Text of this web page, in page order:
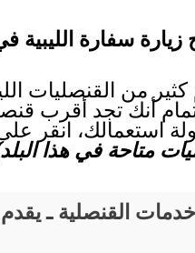
زيارة سفارة الليبية
كثير من القنصليات
أنك تجد أقرب
استعمالك، انقر
متاحة في هذا
خدمات القنصلية ـ